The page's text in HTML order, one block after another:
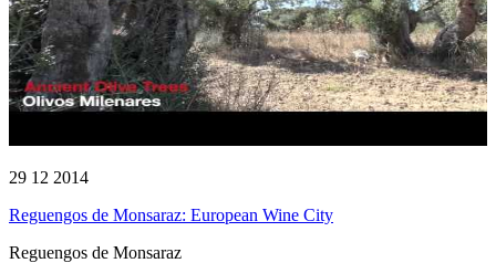
29 12 2014
Reguengos de Monsaraz: European Wine City
Reguengos de Monsaraz